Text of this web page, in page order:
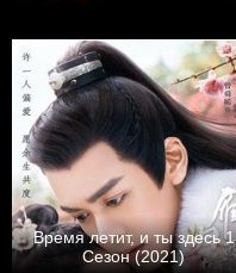
Время летит, и ты здесь 1
Сезон (2021)